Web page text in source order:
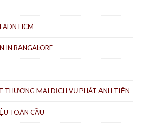
ADN HCM
IN BANGALORE
THƯƠNG MẠI DỊCH VỤ PHÁT ANH TIẾN
TOÀN CẦU